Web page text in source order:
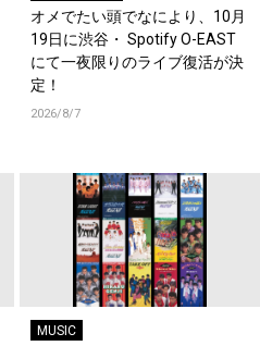
オメでたい頭でなにより、10月
19日に渋谷・ Spotify O-EAST
にて一夜限りのライブ復活が決
定！
2026/8/7
MUSIC